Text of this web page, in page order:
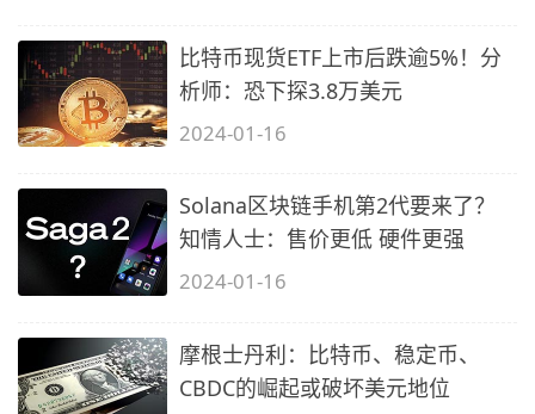
比特币现货ETF上市后跌逾5%！分
析师：恐下探3.8万美元
2024-01-16
Solana区块链手机第2代要来了？
知情人士：售价更低 硬件更强
2024-01-16
摩根士丹利：比特币、稳定币、
CBDC的崛起或破坏美元地位